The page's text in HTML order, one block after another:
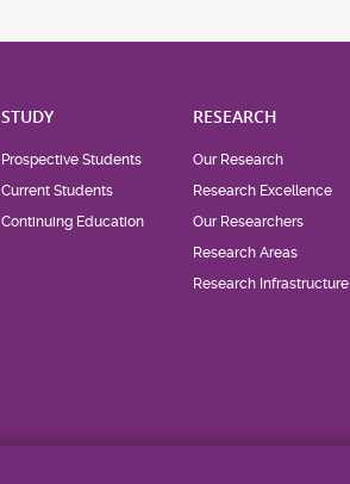
STUDY
Prospective Students
Current Students
Continuing Education
RESEARCH
Our Research
Research Excellence
Our Researchers
Research Areas
Research Infrastructure